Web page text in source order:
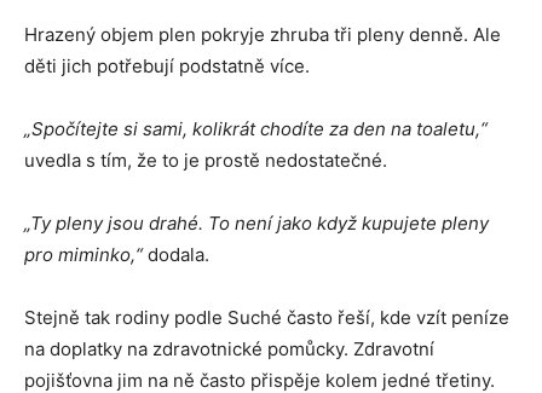
Hrazený objem plen pokryje zhruba tři pleny denně. Ale
děti jich potřebují podstatně více.
„Spočítejte si sami, kolikrát chodíte za den na toaletu,“
uvedla s tím, že to je prostě nedostatečné.
„Ty pleny jsou drahé. To není jako když kupujete pleny
pro miminko,“dodala.
Stejně tak rodiny podle Suché často řeší, kde vzít peníze
na doplatky na zdravotnické pomůcky. Zdravotní
pojišťovna jim na ně často přispěje kolem jedné třetiny.